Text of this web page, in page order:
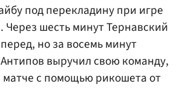
под перекладину при игре
Через шесть минут Тернавский
но за восемь минут
выручил свою команду,
матче с помощью рикошета от